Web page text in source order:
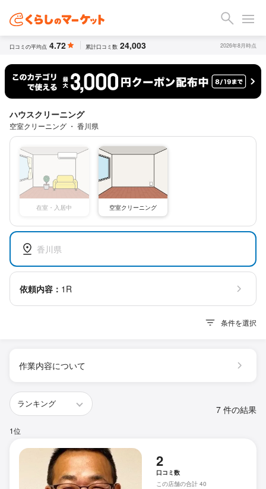
口コミの平均点 4.72 累計口コミ数 24,003 2026年8月時点
ハウスクリーニング
空室クリーニング ・ 香川県
在室・入居中 空室クリーニング
香川県
依頼内容： 1R
条件を選択
作業内容について
7 件の結果
1位
2
口コミ数
この店舗の合計 40